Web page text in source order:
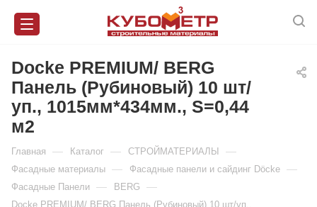
Docke PREMIUM/ BERG
Панель (Рубиновый) 10 шт/
уп., 1015мм*434мм., S=0,44
м2
Главная — Каталог — СТРОЙМАТЕРИАЛЫ —
Фасадные материалы — Фасадные панели и сайдинг Döcke —
Фасадные Панели — BERG —
Docke PREMIUM/ BERG Панель (Рубиновый) 10 шт/уп.,